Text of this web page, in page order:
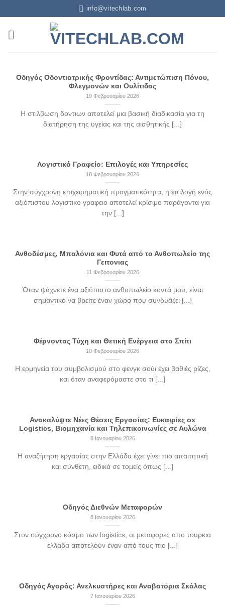
info@vitechlab.com
Οδηγός Οδοντιατρικής Φροντίδας: Αντιμετώπιση Πόνου,
Φλεγμονών και Ουλίτιδας
19 Φεβρουαρίου 2026
Η στιλβωση δοντιων αποτελεί μια βασική διαδικασία για τη
διατήρηση της υγείας και της αισθητικής [...]
Λογιστικό Γραφείο: Επιλογές και Υπηρεσίες
18 Φεβρουαρίου 2026
Στην σύγχρονη επιχειρηματική πραγματικότητα, η επιλογή ενός
αξιόπιστου λογιστικο γραφειο αποτελεί κρίσιμο παράγοντα για
την [...]
Ανθοδέσμες, Μπαλόνια και Φυτά από το Ανθοπωλείο της
Γειτονιας
11 Φεβρουαρίου 2026
Όταν ψάχνετε ένα αξιόπιστο ανθοπωλείο κοντά μου, είναι
σημαντικό να βρείτε έναν χώρο που συνδυάζει [...]
Φέρνοντας Τύχη και Θετική Ενέργεια στο Σπίτι
10 Φεβρουαρίου 2026
Η ερμηνεία του συμβολισμού στο φενγκ σούι έχει βαθιές ρίζες,
και όταν αναφερόμαστε στο τι [...]
Ανακαλύψτε Νέες Θέσεις Εργασίας: Ευκαιρίες σε
Logistics, Βιομηχανία και Τηλεπικοινωνίες σε Αυλώνα
8 Ιανουαρίου 2026
Η αναζήτηση εργασίας στην Ελλάδα έχει γίνει πιο απαιτητική
και σύνθετη, ειδικά σε τομείς όπως [...]
Οδηγός Διεθνών Μεταφορών
8 Ιανουαρίου 2026
Στον σύγχρονο κόσμο των logistics, οι μεταφορες απο τουρκια
ελλαδα αποτελούν έναν από τους πιο [...]
Οδηγός Αγοράς: Ανελκυστήρες και Αναβατόρια Σκάλας
7 Ιανουαρίου 2026